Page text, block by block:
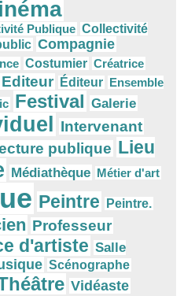
Publique Collectivité
Compagnie
Costumier Créatrice
Editeur Éditeur Ensemble
Festival Galerie
Intervenant
publique Lieu
Médiathèque Métier d'art
Peintre Peintre.
Professeur
d'artiste Salle
Scénographe
Vidéaste